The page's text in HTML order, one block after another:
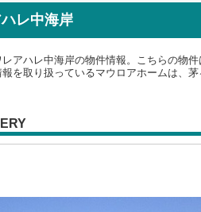
レ中海岸
アハレ中海岸の物件情報。こちらの物
を取り扱っているマウロアホームは、